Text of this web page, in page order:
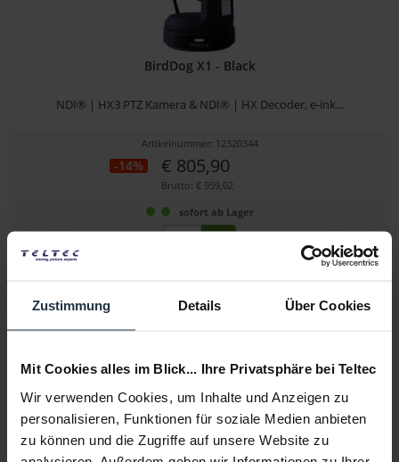
Zustimmung Details Über Cookies
Mit Cookies alles im Blick... Ihre Privatsphäre bei Teltec
Wir verwenden Cookies, um Inhalte und Anzeigen zu
personalisieren, Funktionen für soziale Medien anbieten
zu können und die Zugriffe auf unsere Website zu
BirdDog X1 - Black
NDI® | HX3 PTZ Kamera & NDI® | HX Decoder, e-ink...
Artikelnummer: 12320344
-14% € 805,90
Brutto: € 959,02
sofort ab Lager
Panasonic AW-UE4KG
4K PTZ-Kamera mit 4K/30p, HDMI, LAN und USB